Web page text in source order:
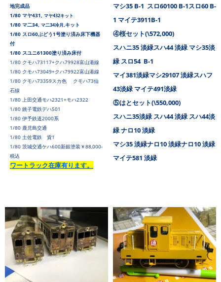
地完成品
1/80 マヤ431, マヤ432キット
1/80 マ二34, マ二34冷月,キット
1/80 スロ60ぶどう1号塗り済み床下機器
付
1/80 スユニ61300塗り済み床付
1/80 クモハ73117+クハ79928富山港線
1/80 クモハ73049+クハ79922富山港線
1/80 クモハ73359スカ色 クモハ73仙
石線
1/80 上田交通モハ2321+モハ2322
1/80 銚子電鉄デハ501
1/80 伊予鉄道2000系
1/80 鹿児島交通
1/80 土佐電鉄 貨1
1/80 茨城交通ケハ600新銀塗装￥88,000-
税込
ワートラック在庫有ります。
マシ35 B-1 スロ60100 B-1スロ60 B-
1 マイテ3911B-1
④桜セット(\572,000)
スハニ35 淡緑スハ44 淡緑 マシ35淡
緑 スロ54 B-1
マイ381淡緑マシ29107 淡緑スハフ
43淡緑 マイテ491淡緑
⑤はとセット(\550,000)
スハニ35淡緑 スハ44 淡緑 スハ44淡
緑 ナロ10 淡緑
マシ35 淡緑ナロ10 淡緑ナロ10 淡緑
マイテ581 淡緑